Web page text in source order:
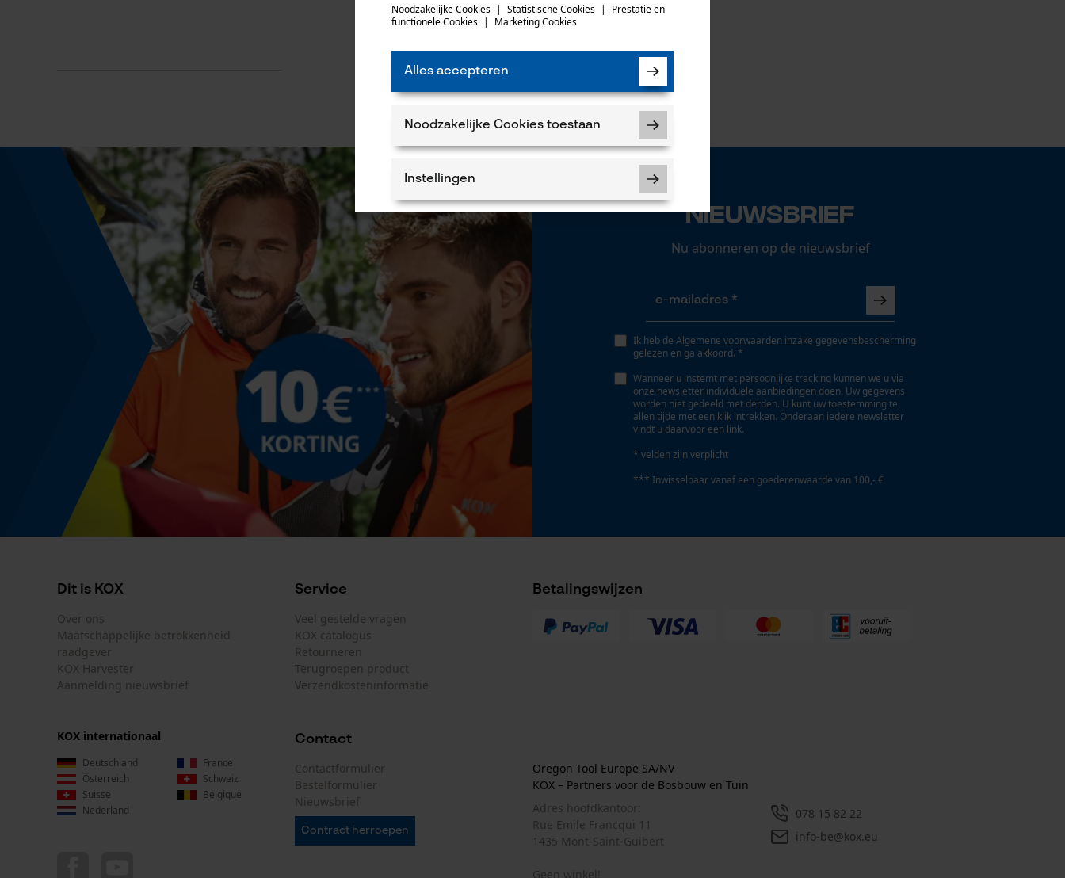
Nieuwsbrief
Nu abonneren op de nieuwsbrief
Ik heb deAlgemene voorwaarden inzake gegevensbescherming
gelezen en ga akkoord. *
Wanneer u instemt met persoonlijke tracking kunnen we u via
onze newsletter individuele aanbiedingen doen. Uw gegevens
worden niet gedeeld met derden. U kunt uw toestemming te
allen tijde met een klik intrekken. Onderaan iedere newsletter
vindt u daarvoor een link.
* velden zijn verplicht
*** Inwisselbaar vanaf een goederenwaarde van 100,- €
Dit is KOX
Over ons
Maatschappelijke betrokkenheid
raadgever
KOX Harvester
Aanmelding nieuwsbrief
Service
Veel gestelde vragen
KOX catalogus
Retourneren
Terugroepen product
Verzendkosteninformatie
Betalingswijzen
Contact
Contactformulier
Bestelformulier
Nieuwsbrief
Contract herroepen
Oregon Tool Europe SA/NV
KOX – Partners voor de Bosbouw en Tuin
Adres hoofdkantoor:
Rue Emile Francqui 11
1435 Mont-Saint-Guibert
Geen winkel!
078 15 82 22
info-be@kox.eu
KOX internationaal
Deutschland
France
Österreich
Schweiz
Suisse
Belgique
Nederland
Noodzakelijke Cookies | Statistische Cookies |
Prestatie en
functionele Cookies | Marketing Cookies
Alles accepteren
Noodzakelijke Cookies toestaan
Instellingen
Noodzakelijke Cookies
Controleer instelling van cookies
De keuze voor gegevensverwerking
Econda Tag Manager
Statistische Cookies
Econda Analytics
Fact-Finder Tracking
Opgeslagen winkelwagen
Persoonlijke begroeting
Geo-IP en gebruikersdetectie